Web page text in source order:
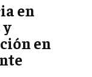
en
en